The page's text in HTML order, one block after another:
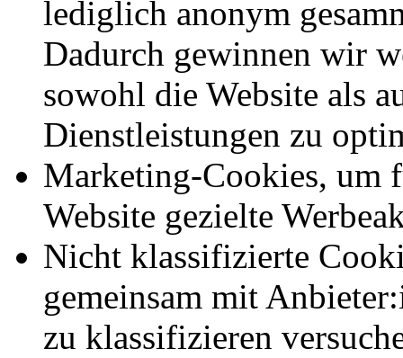
lediglich anonym
Dadurch gewinnen wir
sowohl die Website als
Dienstleistungen zu
Marketing-Cookies, um
Website gezielte
Nicht klassifizierte
gemeinsam mit
zu klassifizieren